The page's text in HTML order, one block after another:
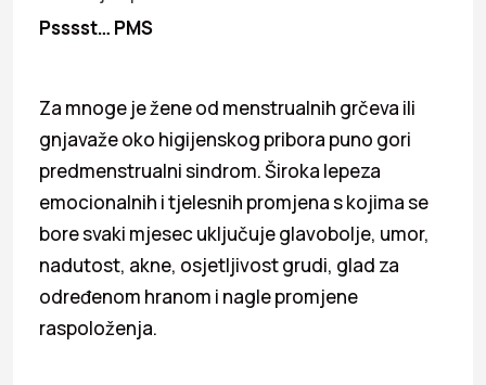
Psssst… PMS
Za mnoge je žene od menstrualnih grčeva ili
gnjavaže oko higijenskog pribora puno gori
predmenstrualni sindrom. Široka lepeza
emocionalnih i tjelesnih promjena s kojima se
bore svaki mjesec uključuje glavobolje, umor,
nadutost, akne, osjetljivost grudi, glad za
određenom hranom i nagle promjene
raspoloženja.